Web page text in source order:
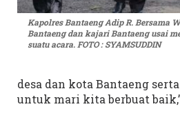
e
n
g
I
t
Kapolres Bantaeng Adip R. Bersama
Bantaeng dan kajari Bantaeng usai
suatu acara. FOTO : SYAMSUDDIN
desa dan kota Bantaeng
untuk mari kita berbuat